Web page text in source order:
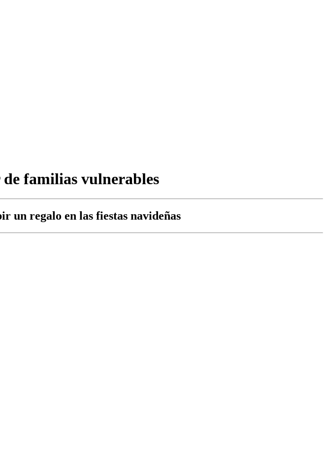
familias vulnerables
un regalo en las fiestas navideñas